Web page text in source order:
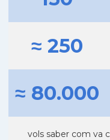
≈ 250
≈ 80.000
vols saber com va